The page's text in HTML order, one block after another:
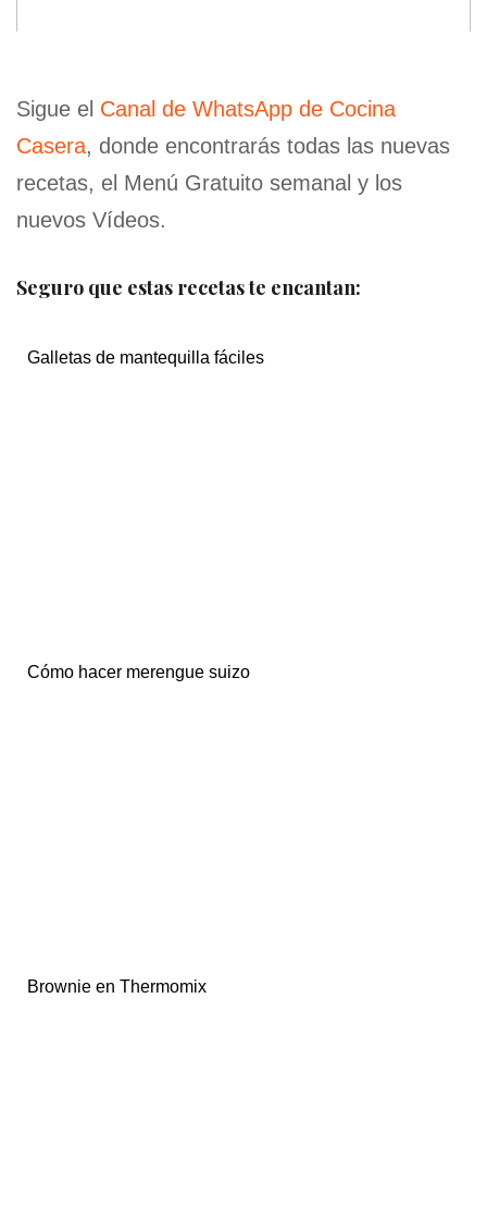
Sigue el Canal de WhatsApp de Cocina
Casera, donde encontrarás todas las nuevas
recetas, el Menú Gratuito semanal y los
nuevos Vídeos.
Seguro que estas recetas te encantan:
Galletas de mantequilla fáciles
Cómo hacer merengue suizo
Brownie en Thermomix